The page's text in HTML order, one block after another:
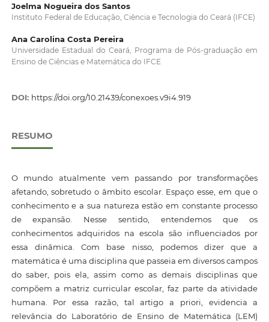
Joelma Nogueira dos Santos
Instituto Federal de Educação, Ciência e Tecnologia do Ceará (IFCE)
Ana Carolina Costa Pereira
Universidade Estadual do Ceará, Programa de Pós-graduação em
Ensino de Ciências e Matemática do IFCE
DOI: https://doi.org/10.21439/conexoes.v9i4.919
RESUMO
O mundo atualmente vem passando por transformações
afetando, sobretudo o âmbito escolar. Espaço esse, em que o
conhecimento e a sua natureza estão em constante processo
de expansão. Nesse sentido, entendemos que os
conhecimentos adquiridos na escola são influenciados por
essa dinâmica. Com base nisso, podemos dizer que a
matemática é uma disciplina que passeia em diversos campos
do saber, pois ela, assim como as demais disciplinas que
compõem a matriz curricular escolar, faz parte da atividade
humana. Por essa razão, tal artigo a priori, evidencia a
relevância do Laboratório de Ensino de Matemática (LEM)